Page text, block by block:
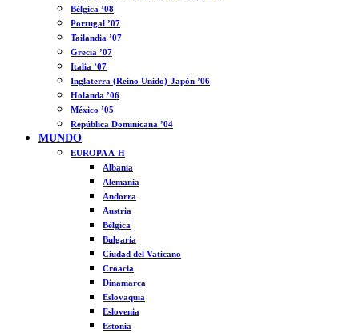
Bélgica ’08
Portugal ’07
Tailandia ’07
Grecia ’07
Italia ’07
Inglaterra (Reino Unido)-Japón ’06
Holanda ’06
México ’05
República Dominicana ’04
MUNDO
EUROPA A-H
Albania
Alemania
Andorra
Austria
Bélgica
Bulgaria
Ciudad del Vaticano
Croacia
Dinamarca
Eslovaquia
Eslovenia
Estonia